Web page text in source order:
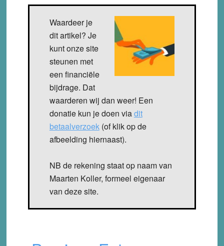
Waardeer je
dit artikel? Je
kunt onze site
steunen met
een financiële
bijdrage. Dat
waarderen wij dan weer! Een
donatie kun je doen viadit
betaalverzoek(of klik op de
afbeelding hiernaast).
NB de rekening staat op naam van
Maarten Koller, formeel eigenaar
van deze site.